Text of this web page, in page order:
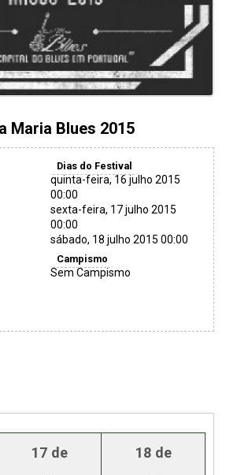
Maria Blues 2015
Dias do Festival
quinta-feira, 16 julho 2015
00:00
sexta-feira, 17 julho 2015
00:00
sábado, 18 julho 2015 00:00
Campismo
Sem Campismo
17 de
18 de